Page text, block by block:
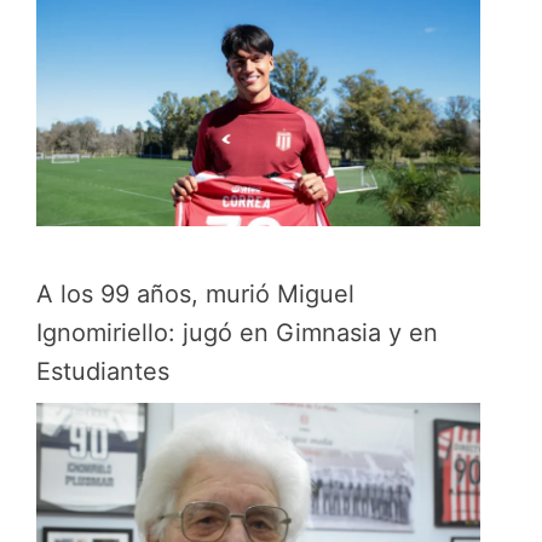
A los 99 años, murió Miguel
Ignomiriello: jugó en Gimnasia y en
Estudiantes